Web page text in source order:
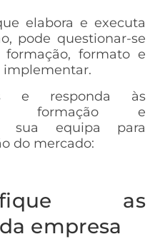
elabora e executa
pode questionar-se
formato e
implementar.
e responda às
formação e
sua equipa para
do mercado:
as
empresa